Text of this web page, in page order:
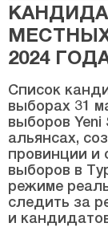
ОРТА
ШАБАНОЗУ
ЯРПАХЛЫ
Яйлакент
Чорум
Денизли
Диярбакыр
2024
Список
выборах 31
выборов Yeni
альянсах,
провинции и
выборов в
режиме
следить за
и